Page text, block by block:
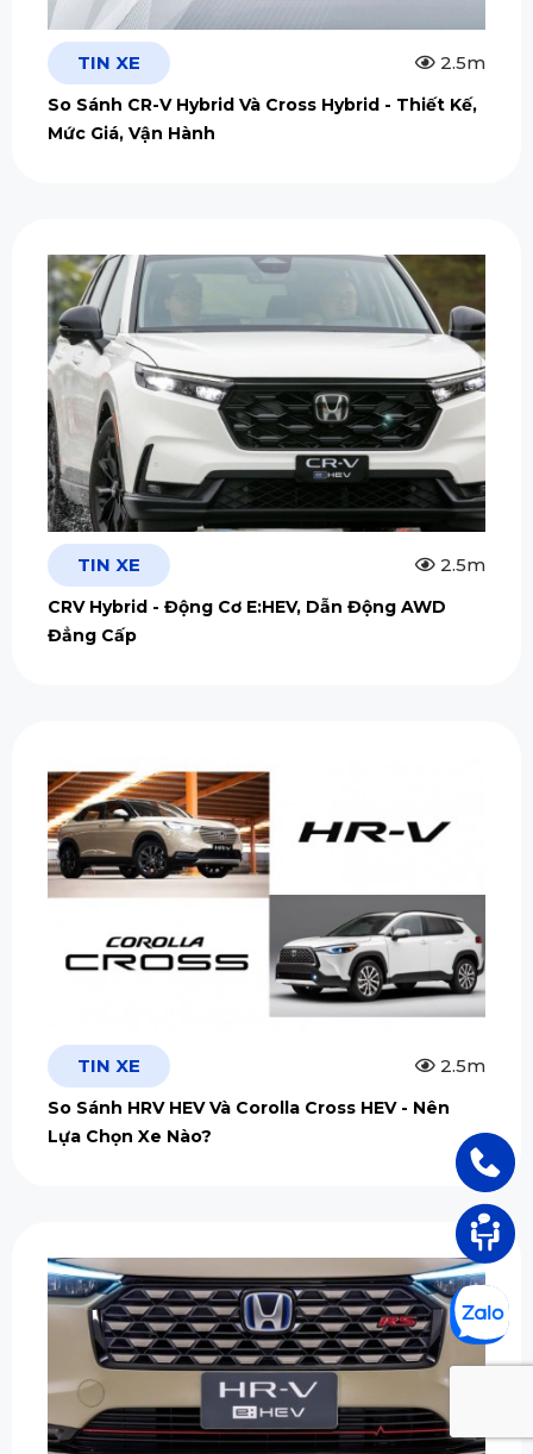
TIN XE 2.5m
So Sánh CR-V Hybrid Và Cross Hybrid - Thiết Kế,
Mức Giá, Vận Hành
TIN XE 2.5m
CRV Hybrid - Động Cơ E:HEV, Dẫn Động AWD
Đẳng Cấp
TIN XE 2.5m
So Sánh HRV HEV Và Corolla Cross HEV - Nên
Lựa Chọn Xe Nào?